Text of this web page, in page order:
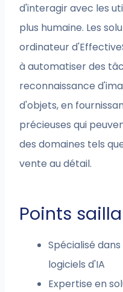
d'interagir avec les
plus humaine. Les
ordinateur
à automatiser des
reconnaissance
d'objets, en
précieuses qui
des domaines tels
vente au détail.
Points
Spécialisé
logiciels d'IA
Expertise en